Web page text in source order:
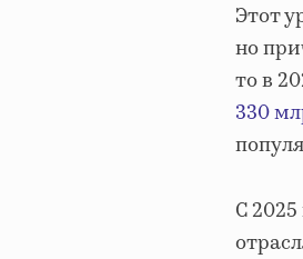
Этот
но
то в
330
С